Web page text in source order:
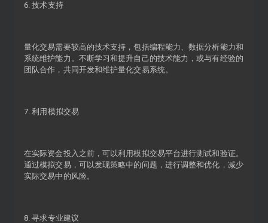
6. 技术支持
量化交易需要较高的技术支持，包括编程能力、数据分析能力和
系统维护能力。不断学习和提升自己的技术能力，或与有经验的
团队合作，共同开发和维护量化交易系统。
7. 利用模拟交易
在实际资金投入之前，可以利用模拟交易平台进行测试和验证。
通过模拟交易，可以发现策略中的问题，进行调整和优化，减少
实际交易中的风险。
8. 寻求专业建议